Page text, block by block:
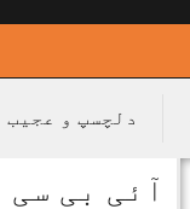
دلچسپ و عجیب
آئی بی